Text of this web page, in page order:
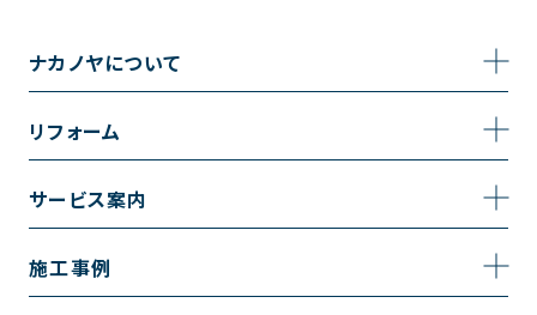
ナカノヤについて
事業内容
採用情報
リフォーム
トイレのリフォーム
キッチンのリフォーム
サービス案内
サービスの流れ
施工事例